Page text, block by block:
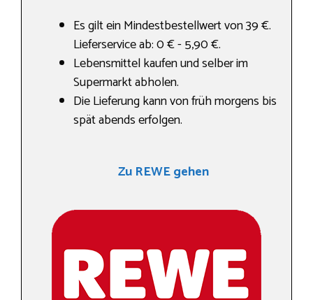
Es gilt ein Mindestbestellwert von 39 €.
Lieferservice ab: 0 € - 5,90 €.
Lebensmittel kaufen und selber im
Supermarkt abholen.
Die Lieferung kann von früh morgens bis
spät abends erfolgen.
Zu REWE gehen